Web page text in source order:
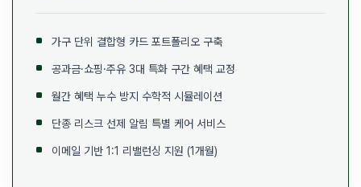
가구 단위 결합형 카드 포트폴리오 구축
공과금·쇼핑·주유 3대 특화 구간 혜택 교정
월간 혜택 누수 방지 수학적 시뮬레이션
단종 리스크 선제 알림 특별 케어 서비스
이메일 기반 1:1 리밸런싱 지원 (1개월)